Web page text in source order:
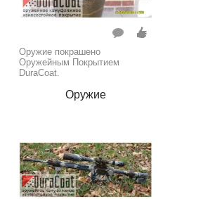
Оружие покрашено
Оружейным Покрытием
DuraCoat.
Оружие